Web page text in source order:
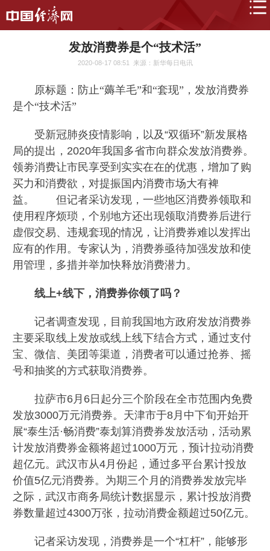
发放消费券是个“技术活”
2020-08-17 08:51 来源：新华每日电讯
原标题：防止“薅羊毛”和“套现”，发放消费券
是个“技术活”
受新冠肺炎疫情影响，以及“双循环”新发展格
局的提出，2020年我国多省市向群众发放消费券。
领劵消费让市民享受到实实在在的优惠，增加了购
买力和消费欲，对提振国内消费市场大有裨
益。 但记者采访发现，一些地区消费券领取和
使用程序烦琐，个别地方还出现领取消费券后进行
虚假交易、违规套现的情况，让消费券难以发挥出
应有的作用。专家认为，消费券亟待加强发放和使
用管理，多措并举加快释放消费潜力。
线上+线下，消费券你领了吗？
记者调查发现，目前我国地方政府发放消费券
主要采取线上发放或线上线下结合方式，通过支付
宝、微信、美团等渠道，消费者可以通过抢券、摇
号和抽奖的方式获取消费券。
拉萨市6月6日起分三个阶段在全市范围内免费
发放3000万元消费券。天津市于8月中下旬开始开
展“泰生活·畅消费”泰划算消费券发放活动，活动累
计发放消费券金额将超过1000万元，预计拉动消费
超亿元。武汉市从4月份起，通过多平台累计投放
价值5亿元消费券。为期三个月的消费券发放完毕
之际，武汉市商务局统计数据显示，累计投放消费
券数量超过4300万张，拉动消费金额超过50亿元。
记者采访发现，消费券是一个“杠杆”，能够形